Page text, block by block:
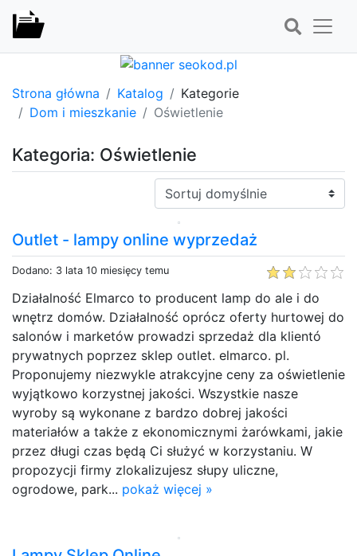
Strona główna Katalog
Kategorie
Dom i mieszkanie
Oświetlenie
Kategoria: Oświetlenie
Sortuj:
Outlet - lampy online wyprzedaż
Dodano: 3 lata 10 miesięcy temu
Działalność Elmarco to producent lamp do ale i do
wnętrz domów. Działalność oprócz oferty hurtowej do
salonów i marketów prowadzi sprzedaż dla klientó
prywatnych poprzez sklep outlet. elmarco. pl.
Proponujemy niezwykle atrakcyjne ceny za oświetlenie
wyjątkowo korzystnej jakości. Wszystkie nasze
wyroby są wykonane z bardzo dobrej jakości
materiałów a także z ekonomicznymi żarówkami, jakie
przez długi czas będą Ci służyć w korzystaniu. W
propozycji firmy zlokalizujesz słupy uliczne,
ogrodowe, park... pokaż więcej »